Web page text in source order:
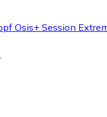
Osis+ Session